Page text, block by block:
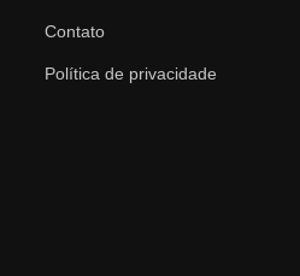
Contato
Política de privacidade